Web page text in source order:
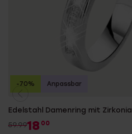
Edelstahl Damenring mit Zirkonia
59.9918 00
-70% Anpassbar